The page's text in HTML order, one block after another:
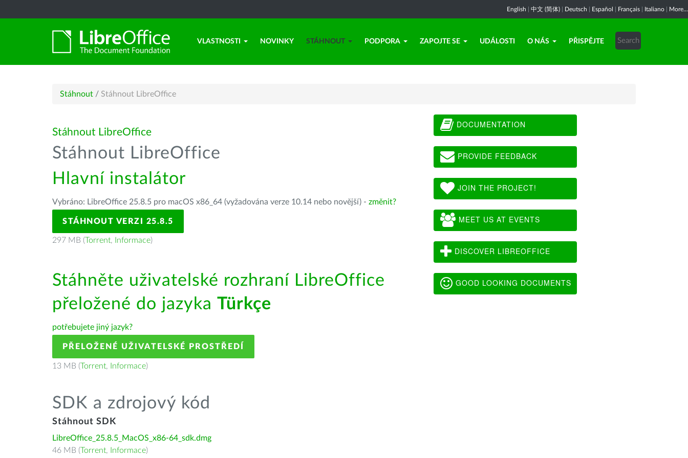
English 中文 (简体) Deutsch Español Français Italiano More...
VLASTNOSTI NOVINKY STÁHNOUT PODPORA ZAPOJTE SE UDÁLOSTI O NÁS PŘISPĚJTE
Stáhnout / Stáhnout LibreOffice
Stáhnout LibreOffice
Stáhnout LibreOffice
Hlavní instalátor
Vybráno: LibreOffice 25.8.5 pro macOS x86_64 (vyžadována verze 10.14 nebo novější) - změnit?
STÁHNOUT VERZI 25.8.5
297 MB (Torrent, Informace)
Stáhněte uživatelské rozhraní LibreOffice
přeložené do jazyka Türkçe
potřebujete jiný jazyk?
PŘELOŽENÉ UŽIVATELSKÉ PROSTŘEDÍ
13 MB (Torrent, Informace)
SDK a zdrojový kód
Stáhnout SDK
LibreOffice_25.8.5_MacOS_x86-64_sdk.dmg
46 MB (Torrent, Informace)
DOCUMENTATION
PROVIDE FEEDBACK
JOIN THE PROJECT!
MEET US AT EVENTS
DISCOVER LIBREOFFICE
GOOD LOOKING DOCUMENTS